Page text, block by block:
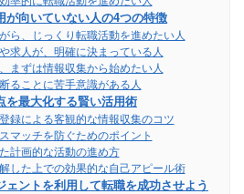
が向いていない人の4つの特徴
ら、じっくり転職活動を進めたい人
求人が、明確に決まっている人
まずは情報収集から始めたい人
ることに苦手意識がある人
を最大化する賢い活用術
録による客観的な情報収集のコツ
マッチを防ぐためのポイント
計画的な活動の進め方
した上での効果的な自己アピール術
ェントを利用して転職を成功させよう